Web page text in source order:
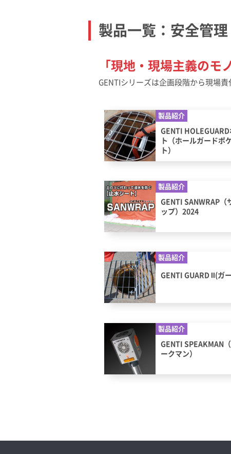
製品一覧：安全管理
「現地・現場主義のモ
GENTIシリーズは企画段階から現場
製品紹介
GENTI HOLEGUARD
ト（ホールガードポ
ト）
製品紹介
GENTI SANWRAP（
ップ）2024
製品紹介
GENTI GUARD Ⅱ(ガ
製品紹介
GENTI SPEAKMAN
ークマン）